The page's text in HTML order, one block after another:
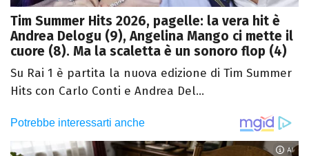
Tim Summer Hits 2026, pagelle: la vera hit è
Andrea Delogu (9), Angelina Mango ci mette il
cuore (8). Ma la scaletta è un sonoro flop (4)
Su Rai 1 è partita la nuova edizione di Tim Summer
Hits con Carlo Conti e Andrea Del...